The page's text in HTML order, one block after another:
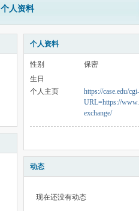
个人资料
个人资料
性别
保密
生日
个人主页
https://case.edu/
URL=https://
exchange/
动态
现在还没有动态